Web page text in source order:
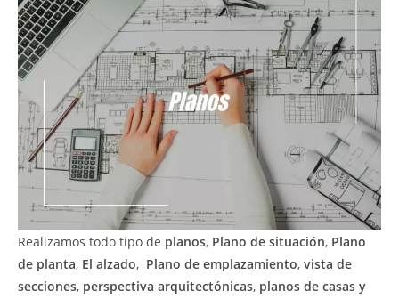
Realizamos todo tipo de planos, Plano de situación, Plano
de planta, El alzado, Plano de emplazamiento, vista de
secciones, perspectiva arquitectónicas, planos de casas y